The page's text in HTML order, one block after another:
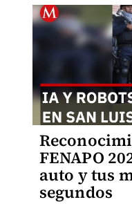
FENAPO
auto y tus
segundos